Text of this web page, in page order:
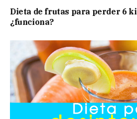
Dieta de frutas para perder 6
¿funciona?